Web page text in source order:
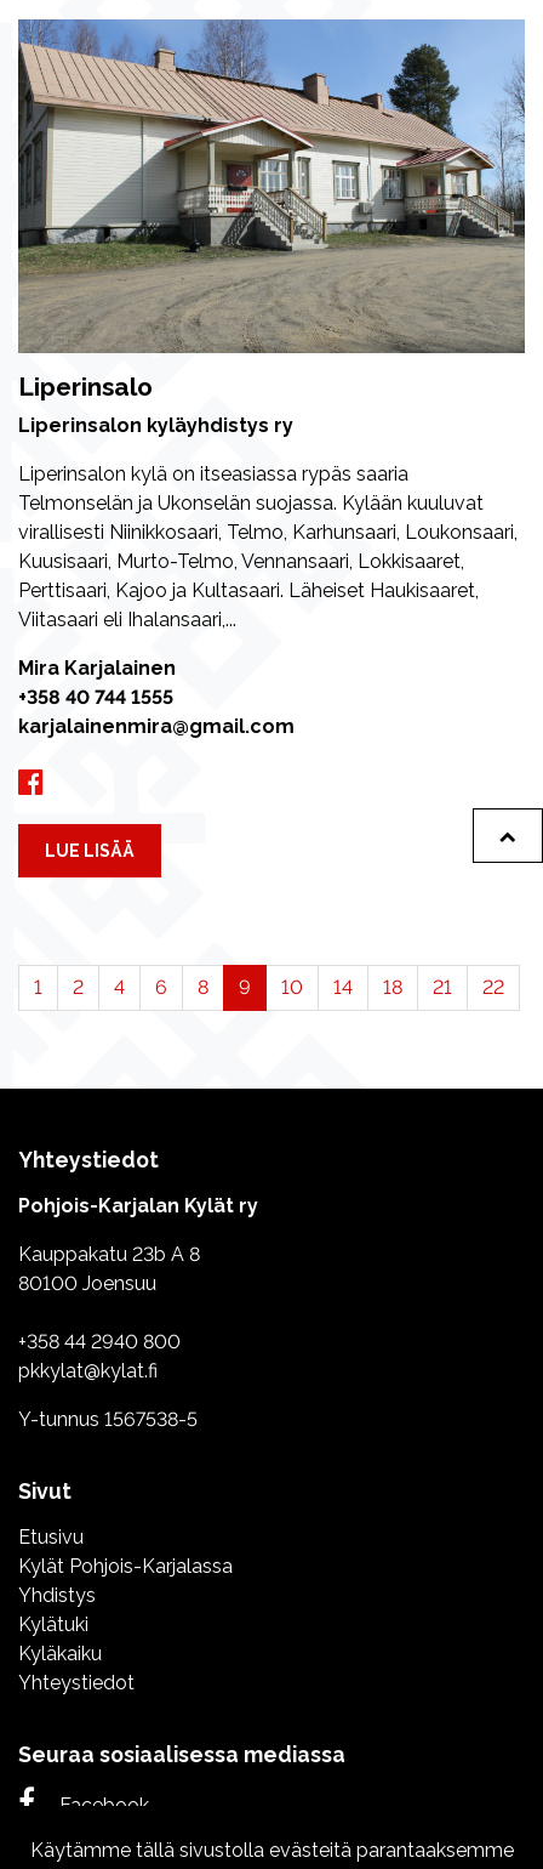
Liperinsalo
Liperinsalon kyläyhdistys ry
Liperinsalon kylä on itseasiassa rypäs saaria
Telmonselän ja Ukonselän suojassa. Kylään kuuluvat
virallisesti Niinikkosaari, Telmo, Karhunsaari, Loukonsaari,
Kuusisaari, Murto-Telmo, Vennansaari, Lokkisaaret,
Perttisaari, Kajoo ja Kultasaari. Läheiset Haukisaaret,
Viitasaari eli Ihalansaari,...
Mira Karjalainen
+358 40 744 1555
karjalainenmira@gmail.com
LUE LISÄÄ
1 2 4 6 8 9 10 14 18 21 22
Yhteystiedot
Pohjois-Karjalan Kylät ry
Kauppakatu 23b A 8
80100 Joensuu
+358 44 2940 800
pkkylat@kylat.fi
Y-tunnus 1567538-5
Sivut
Etusivu
Kylät Pohjois-Karjalassa
Yhdistys
Kylätuki
Kyläkaiku
Yhteystiedot
Seuraa sosiaalisessa mediassa
Facebook
Instagram
Käytämme tällä sivustolla evästeitä parantaaksemme